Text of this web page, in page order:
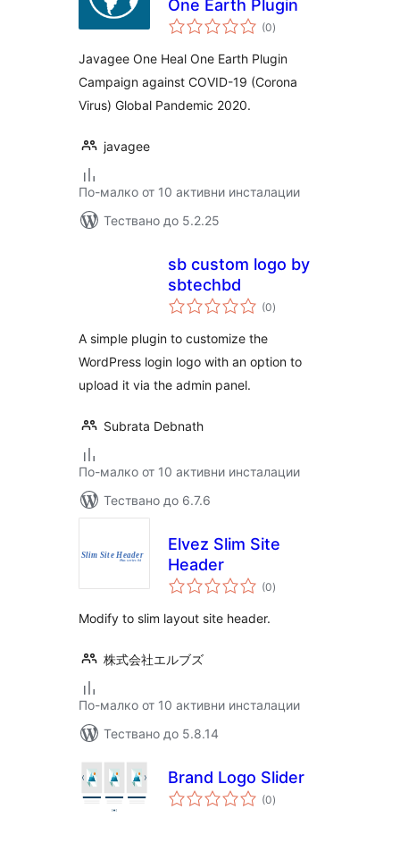
One Earth Plugin
(0общо
оценки
)
Javagee One Heal One Earth Plugin
Campaign against COVID-19 (Corona
Virus) Global Pandemic 2020.
javagee
По-малко от 10 активни инсталации
Тествано до 5.2.25
sb custom logo by
sbtechbd
(0общо
оценки
)
A simple plugin to customize the
WordPress login logo with an option to
upload it via the admin panel.
Subrata Debnath
По-малко от 10 активни инсталации
Тествано до 6.7.6
Elvez Slim Site
Header
(0общо
оценки
)
Modify to slim layout site header.
株式会社エルブズ
По-малко от 10 активни инсталации
Тествано до 5.8.14
Brand Logo Slider
(0общо
оценки
)